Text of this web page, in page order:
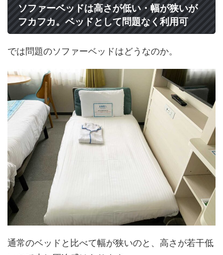
ソファーベッドは高さが低い・幅が狭いが
フカフカ。ベッドとして問題なく利用可
では問題のソファーベッドはどうなのか。
通常のベッドと比べて幅が狭いのと、高さが若干低